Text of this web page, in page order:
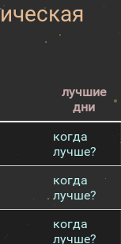
лучшие
дни
когда
лучше?
когда
лучше?
когда
лучше?